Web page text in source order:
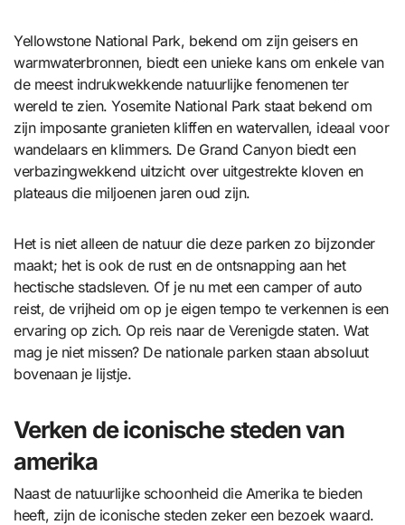
Yellowstone National Park, bekend om zijn geisers en
warmwaterbronnen, biedt een unieke kans om enkele van
de meest indrukwekkende natuurlijke fenomenen ter
wereld te zien. Yosemite National Park staat bekend om
zijn imposante granieten kliffen en watervallen, ideaal voor
wandelaars en klimmers. De Grand Canyon biedt een
verbazingwekkend uitzicht over uitgestrekte kloven en
plateaus die miljoenen jaren oud zijn.
Het is niet alleen de natuur die deze parken zo bijzonder
maakt; het is ook de rust en de ontsnapping aan het
hectische stadsleven. Of je nu met een camper of auto
reist, de vrijheid om op je eigen tempo te verkennen is een
ervaring op zich. Op reis naar de Verenigde staten. Wat
mag je niet missen? De nationale parken staan absoluut
bovenaan je lijstje.
Verken de iconische steden van
amerika
Naast de natuurlijke schoonheid die Amerika te bieden
heeft, zijn de iconische steden zeker een bezoek waard.